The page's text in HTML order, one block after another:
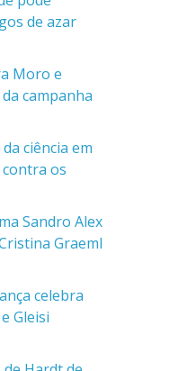
de azar
Moro e
campanha
ciência em
os
Sandro Alex
Graeml
celebra
Gleisi